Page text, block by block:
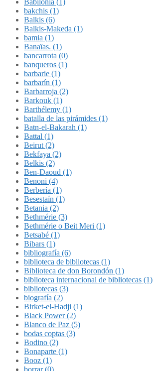
Babilonia (1)
bakchis (1)
Balkis (6)
Balkis-Makeda (1)
bamia (1)
Banaïas. (1)
bancarrota (0)
banqueros (1)
barbarie (1)
barbarín (1)
Barbarroja (2)
Barkouk (1)
Barthélemy (1)
batalla de las pirámides (1)
Batn-el-Bakarah (1)
Battal (1)
Beirut (2)
Bekfaya (2)
Belkis (2)
Ben-Daoud (1)
Benoni (4)
Berbería (1)
Besestaín (1)
Betania (2)
Bethmérie (3)
Bethmérie o Beit Meri (1)
Betsabé (1)
Bibars (1)
bibliografía (6)
biblioteca de bibliotecas (1)
Biblioteca de don Borondón (1)
biblioteca internacional de bibliotecas (1)
bibliotecas (3)
biografía (2)
Birket-el-Hadji (1)
Black Power (2)
Blanco de Paz (5)
bodas coptas (3)
Bodino (2)
Bonaparte (1)
Booz (1)
borrar (0)